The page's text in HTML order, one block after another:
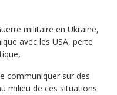
militaire en Ukraine,
avec les USA, perte
communiquer sur des
milieu de ces situations